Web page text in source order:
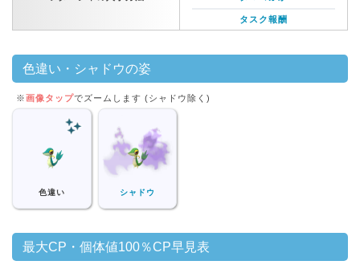
タスク報酬
色違い・シャドウの姿
※画像タップでズームします (シャドウ除く)
色違い シャドウ
最大CP・個体値100％CP早見表